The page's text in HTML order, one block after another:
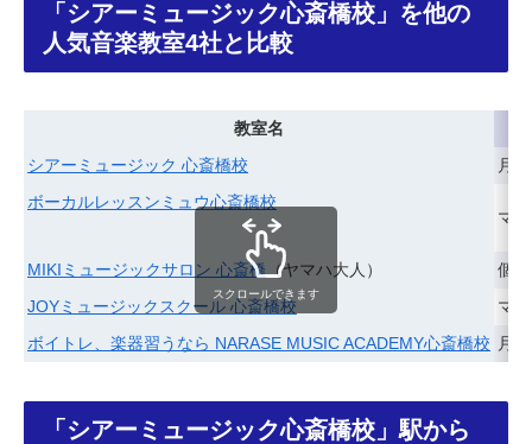
「シアーミュージック心斎橋校」を他の
人気音楽教室4社と比較
教室名
シアーミュージック 心斎橋校
月
ボーカルレッスンミュウ心斎橋校
マ
MIKIミュージックサロン 心斎橋（ヤマハ大人）
個
JOYミュージックスクール 心斎橋校
マ
ボイトレ、楽器習うなら NARASE MUSIC ACADEMY心斎橋校 月4
スクロールできます
「シアーミュージック心斎橋校」駅から